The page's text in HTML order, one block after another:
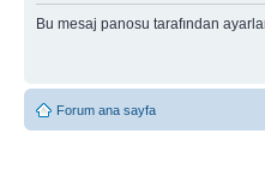
Bu mesaj panosu tarafından
Forum ana sayfa